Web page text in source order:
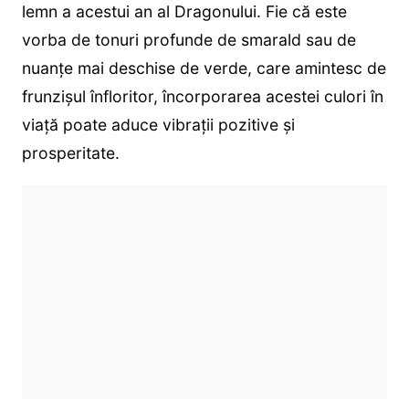
lemn a acestui an al Dragonului. Fie că este
vorba de tonuri profunde de smarald sau de
nuanțe mai deschise de verde, care amintesc de
frunzișul înfloritor, încorporarea acestei culori în
viață poate aduce vibrații pozitive și
prosperitate.